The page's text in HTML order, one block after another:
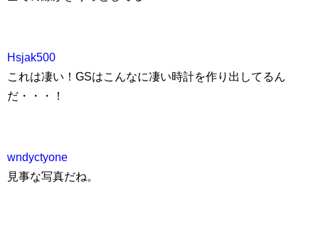
Hsjak500
これは凄い！GSはこんなに凄い時計を作り出してるん
だ・・・！
wndyctyone
見事な写真だね。